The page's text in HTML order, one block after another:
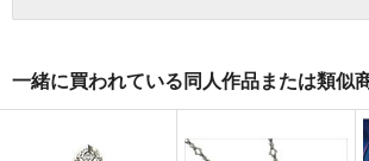
一緒に買われている同人作品または類似